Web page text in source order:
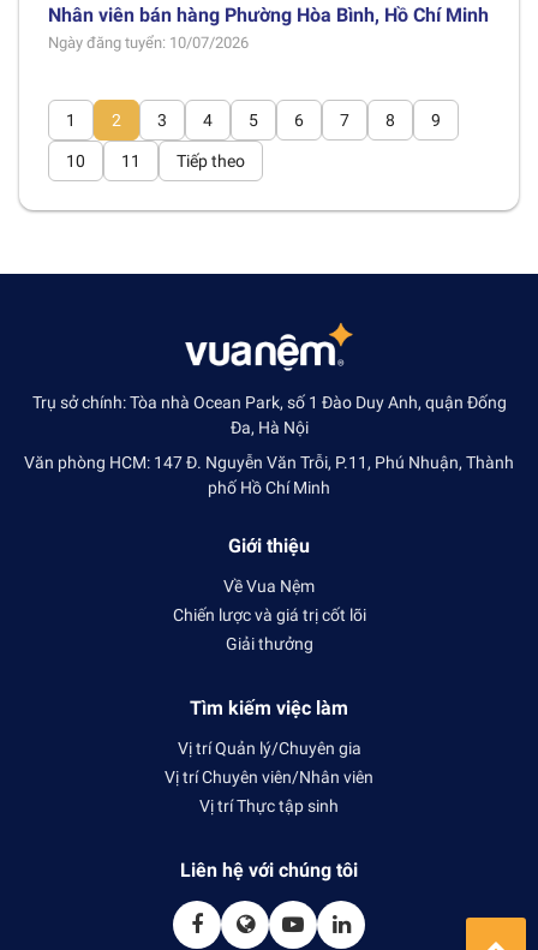
Nhân viên bán hàng Phường Hòa Bình, Hồ Chí Minh
Ngày đăng tuyển: 10/07/2026
1 2 3 4 5 6 7 8 9
10 11 Tiếp theo
Trụ sở chính: Tòa nhà Ocean Park, số 1 Đào Duy Anh, quận Đống
Đa, Hà Nội
Văn phòng HCM: 147 Đ. Nguyễn Văn Trỗi, P.11, Phú Nhuận, Thành
phố Hồ Chí Minh
Giới thiệu
Về Vua Nệm
Chiến lược và giá trị cốt lõi
Giải thưởng
Tìm kiếm việc làm
Vị trí Quản lý/Chuyên gia
Vị trí Chuyên viên/Nhân viên
Vị trí Thực tập sinh
Liên hệ với chúng tôi